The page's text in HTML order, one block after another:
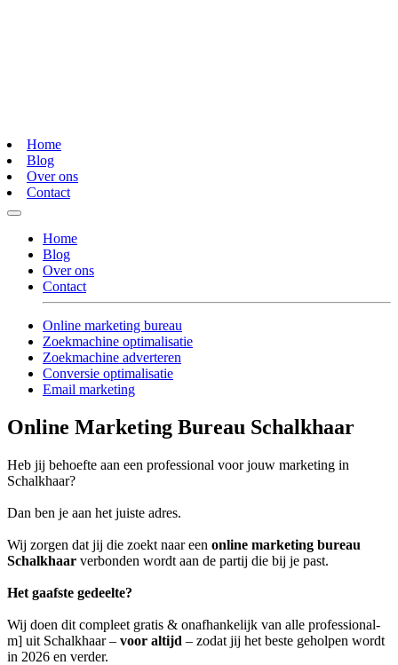
Home
Blog
Over ons
Contact
Home
Blog
Over ons
Contact
Online marketing bureau
Zoekmachine optimalisatie
Zoekmachine adverteren
Conversie optimalisatie
Email marketing
Online Marketing Bureau Schalkhaar
Heb jij behoefte aan een professional voor jouw marketing in
Schalkhaar?
Dan ben je aan het juiste adres.
Wij zorgen dat jij die zoekt naar een online marketing bureau
Schalkhaar verbonden wordt aan de partij die bij je past.
Het gaafste gedeelte?
Wij doen dit compleet gratis & onafhankelijk van alle professional-
m] uit Schalkhaar – voor altijd – zodat jij het beste geholpen wordt
in 2026 en verder.